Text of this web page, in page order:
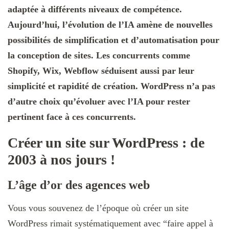
adaptée à différents niveaux de compétence.
Aujourd’hui, l’évolution de l’IA amène de nouvelles
possibilités de simplification et d’automatisation pour
la conception de sites. Les concurrents comme
Shopify, Wix, Webflow séduisent aussi par leur
simplicité et rapidité de création. WordPress n’a pas
d’autre choix qu’évoluer avec l’IA pour rester
pertinent face à ces concurrents.
Créer un site sur WordPress : de
2003 à nos jours !
L’âge d’or des agences web
Vous vous souvenez de l’époque où créer un site
WordPress rimait systématiquement avec “faire appel à